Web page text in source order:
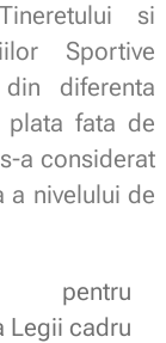
si
Sportive
diferenta
fata de
a considerat
a nivelului de
pentru
Legii cadru